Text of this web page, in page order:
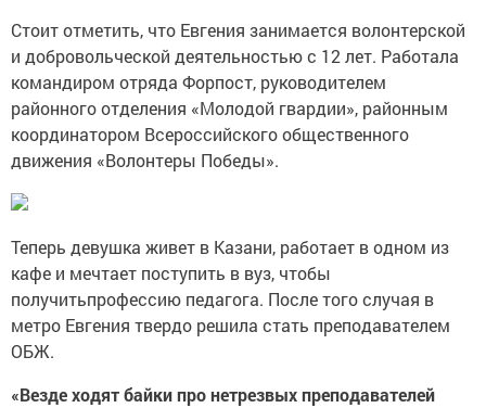
Стоит отметить, что Евгения занимается волонтерской
и добровольческой деятельностью с 12 лет. Работала
командиром отряда Форпост, руководителем
районного отделения «Молодой гвардии», районным
координатором Всероссийского общественного
движения «Волонтеры Победы».
Теперь девушка живет в Казани, работает в одном из
кафе и мечтает поступить в вуз, чтобы
получитьпрофессию педагога. После того случая в
метро Евгения твердо решила стать преподавателем
ОБЖ.
«Везде ходят байки про нетрезвых преподавателей